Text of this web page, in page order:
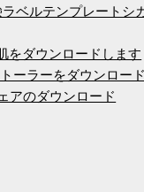
ベルテンプレートシ
をダウンロードします
ーラーをダウンロー
アのダウンロード